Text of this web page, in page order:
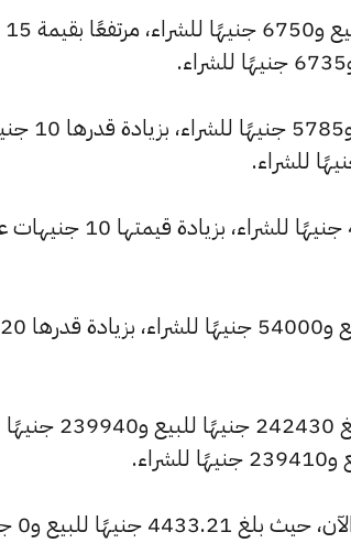
كما سجل سعر عيار 21 ارتفاعًا ليصل إلى 6820 جنيهًا للبيع و6750 جنيهًا للشراء، مرتفعًا بقيمة 15
كما شهد سعر عيار 18 ارتفاعًا
وارتفع سعر عيار 14 ليصل إلى 4545 جنيهًا للبيع و4500 جنيهًا للشراء،
كما ارتفع سعر الجنيه الذهب ليسجل 54560 جنيهًا
وشهد سعر الأونصة بالجنيه ارتفاعًا بقيمة 530 جنيهًا ليبلغ 242430 جنيهًا للبيع و239940 جنيهًا
كما شهد سعر